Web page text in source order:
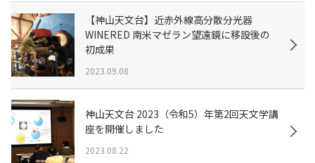
【神山天文台】近赤外線高分散分光器
WINERED 南米マゼラン望遠鏡に移設後の
初成果
2023.09.08
神山天文台 2023（令和5）年第2回天文学講
座を開催しました
2023.08.22